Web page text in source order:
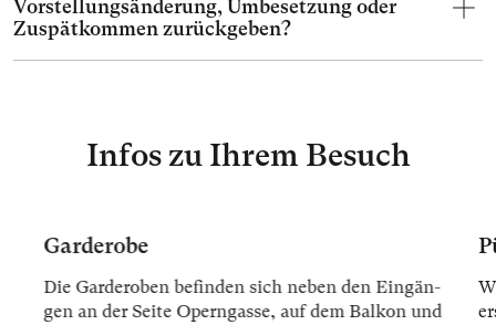
Vorstellungsänderung, Umbesetzung oder
Zuspätkommen zurückgeben?
Infos zu Ihrem Besuch
Garderobe
Die Gar­der­oben be­fin­den sich ne­ben den Ein­gän­
gen an der Sei­te Opern­gas­se, auf dem Bal­kon und